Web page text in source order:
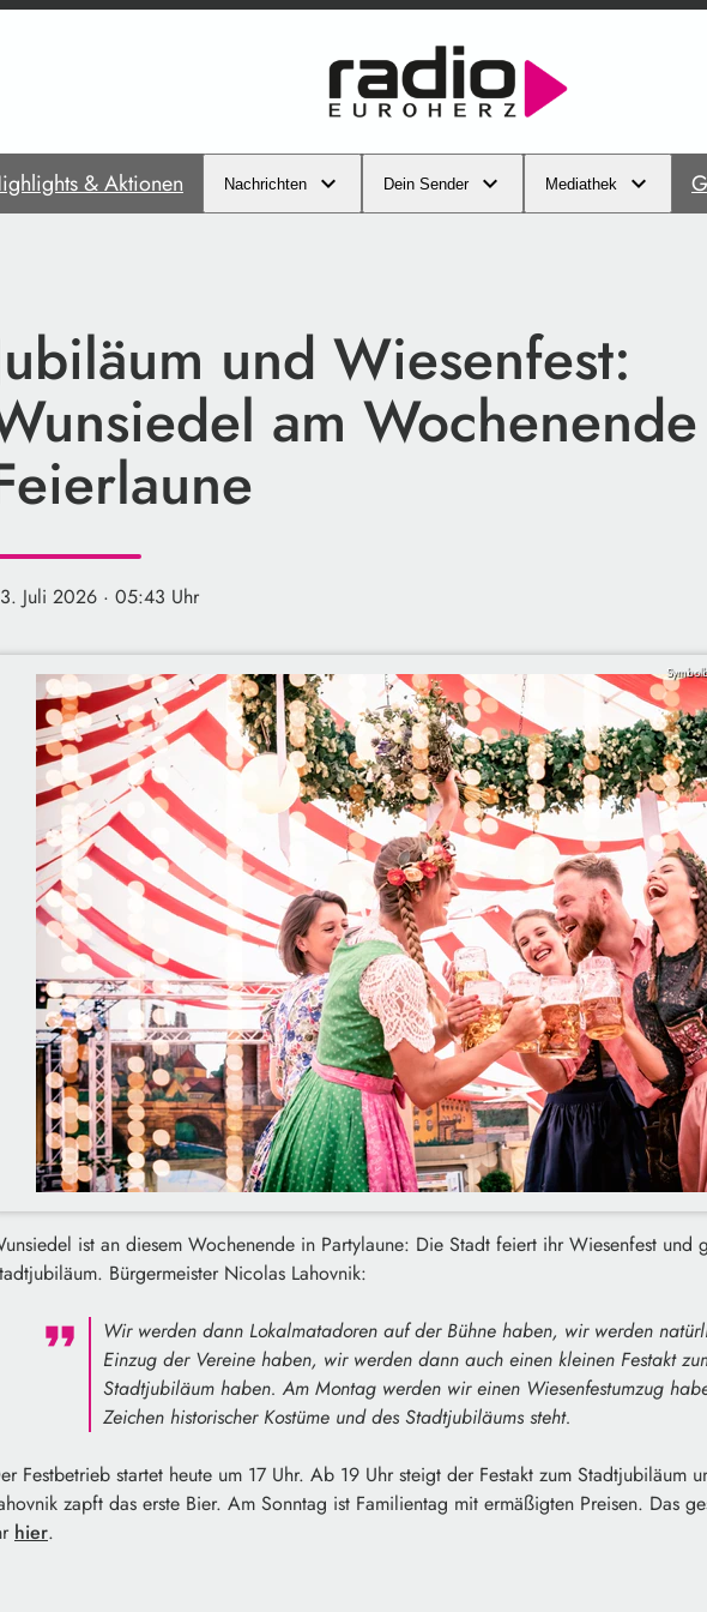
& Aktionen Nachrichten Dein Sender Mediathek
und Wiesenfest:
am
Juli 2026 · 05:43 Uhr
ist an diesem Wochenende in Partylaune: Die Stadt feiert ihr Wiesenfest und
Bürgermeister Nicolas Lahovnik:
Wir werden dann Lokalmatadoren auf der Bühne haben, wir werden
Einzug der Vereine haben, wir werden dann auch einen kleinen Festakt
Stadtjubiläum haben. Am Montag werden wir einen Wiesenfestumzug
Zeichen historischer Kostüme und des Stadtjubiläums steht.
Festbetrieb startet heute um 17 Uhr. Ab 19 Uhr steigt der Festakt zum Stadtjubiläum
zapft das erste Bier. Am Sonntag ist Familientag mit ermäßigten Preisen. Das
hier.